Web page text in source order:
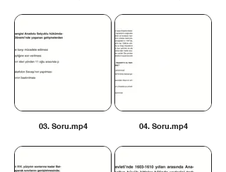
03. Soru.mp4 04. Soru.mp4